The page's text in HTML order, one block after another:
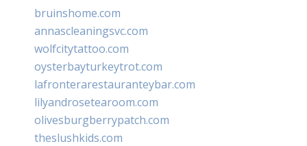
bruinshome.com
annascleaningsvc.com
wolfcitytattoo.com
oysterbayturkeytrot.com
lafronterarestauranteybar.com
lilyandrosetearoom.com
olivesburgberrypatch.com
theslushkids.com